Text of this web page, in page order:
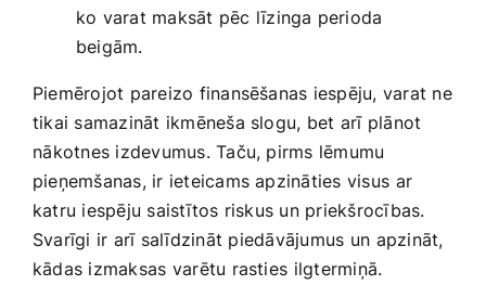
ko ​varat maksāt pēc līzinga​ perioda
beigām.
Piemērojot pareizo finansēšanas iespēju, varat​ ne
tikai samazināt ikmēneša slogu, ​bet arī⁣ plānot
⁣nākotnes izdevumus. Taču, pirms lēmumu
pieņemšanas, ir ieteicams apzināties visus⁢ ar
katru iespēju saistītos riskus un priekšrocības.
Svarīgi ir arī ​salīdzināt ⁣piedāvājumus ⁤un‌ apzināt,
kādas ‌izmaksas⁤ varētu ‍rasties ⁣ilgtermiņā.